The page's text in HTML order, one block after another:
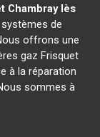
Chambray lès
de
offrons une
gaz Frisquet
à la réparation
sommes à